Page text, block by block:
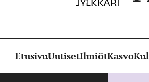
EtusivuUutisetIlmiötKasvo